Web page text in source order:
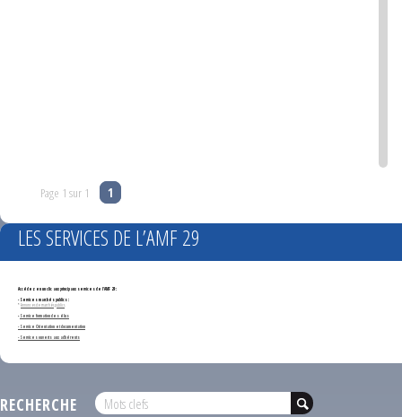
Page 1 sur 1 1
LES SERVICES DE L’AMF 29
Accédez en un clic aux principaux services de l'AMF 29 :
- Services marchés publics :
*Annonces de marchés publics
-Service formation des élus
- Service Orientation et documentation
- Services ouverts aux adhérents
RECHERCHE